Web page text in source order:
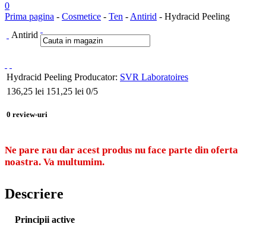
0
Prima pagina - Cosmetice - Ten - Antirid - Hydracid Peeling
Antirid
Hydracid Peeling Producator: SVR Laboratoires
136,25 lei 151,25 lei 0/5
0 review-uri
Ne pare rau dar acest produs nu face parte din oferta
noastra. Va multumim.
Descriere
Principii active